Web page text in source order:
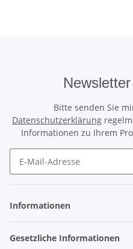
Bitte senden Sie
Datenschutzerklärung
Informationen zu Ihrem
Informationen
Gesetzliche Informationen